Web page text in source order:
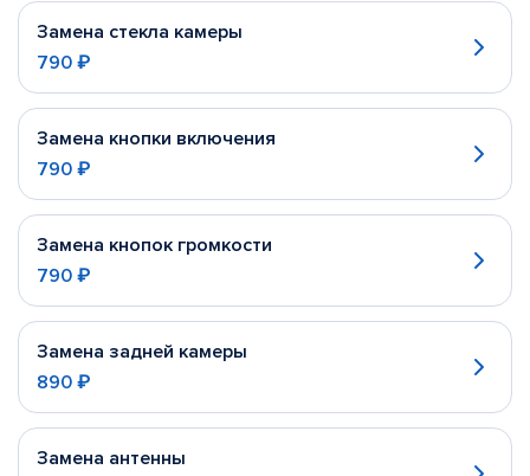
Замена стекла камеры
790 ₽
Замена кнопки включения
790 ₽
Замена кнопок громкости
790 ₽
Замена задней камеры
890 ₽
Замена антенны